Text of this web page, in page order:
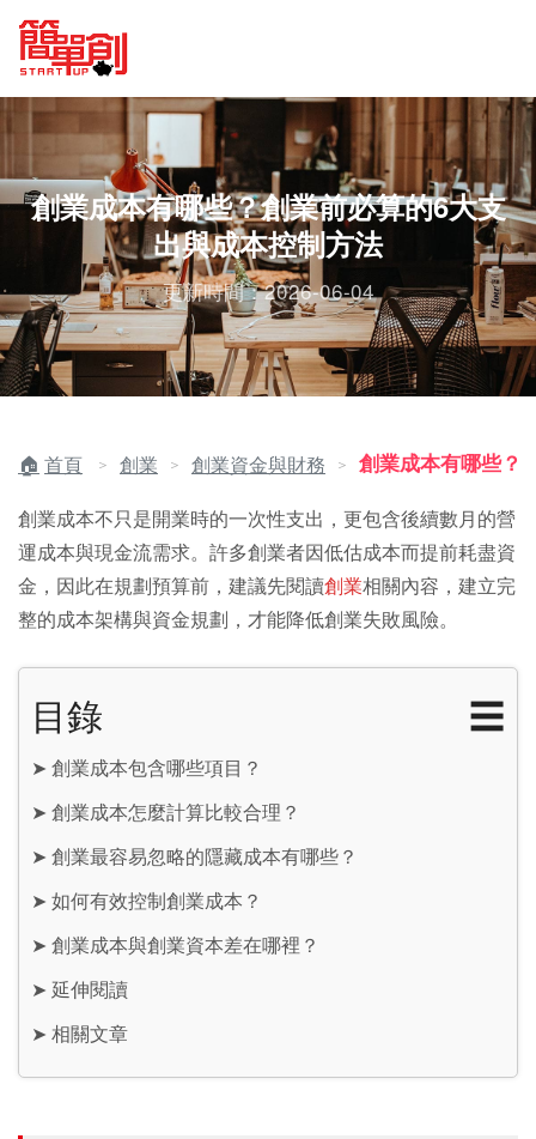
創業成本有哪些？創業前必算的6大支
出與成本控制方法
更新時間：2026-06-04
首頁 ＞ 創業 ＞ 創業資金與財務 ＞ 創業成本有哪些？
創業成本不只是開業時的一次性支出，更包含後續數月的營
運成本與現金流需求。許多創業者因低估成本而提前耗盡資
金，因此在規劃預算前，建議先閱讀創業相關內容，建立完
整的成本架構與資金規劃，才能降低創業失敗風險。
目錄 ☰
➤ 創業成本包含哪些項目？
➤ 創業成本怎麼計算比較合理？
➤ 創業最容易忽略的隱藏成本有哪些？
➤ 如何有效控制創業成本？
➤ 創業成本與創業資本差在哪裡？
➤ 延伸閱讀
➤ 相關文章